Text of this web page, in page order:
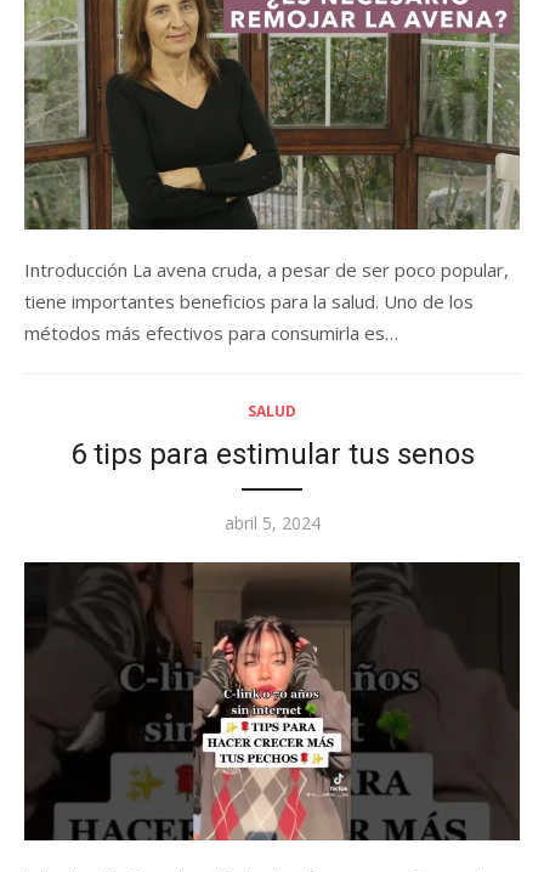
Introducción La avena cruda, a pesar de ser poco popular,
tiene importantes beneficios para la salud. Uno de los
métodos más efectivos para consumirla es…
SALUD
6 tips para estimular tus senos
Posted
abril 5, 2024